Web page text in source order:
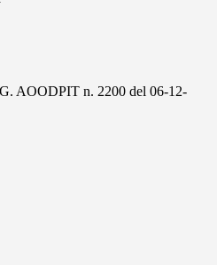
AOODPIT n. 2200 del 06-12-